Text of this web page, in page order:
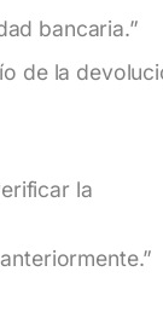
bancaria.”
de la
la